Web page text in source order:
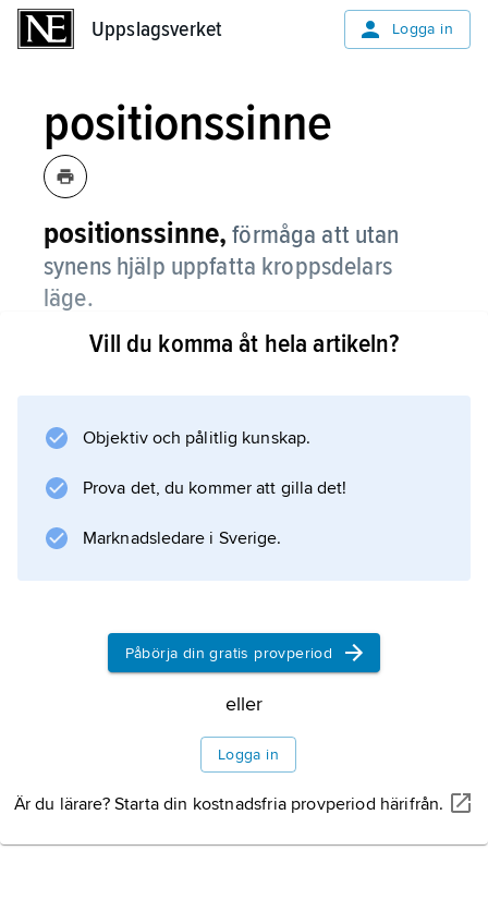
Uppslagsverket Logga in
positionssinne
positionssinne, förmåga att utan
synens hjälp uppfatta kroppsdelars
läge.
Vill du komma åt hela artikeln?
Objektiv och pålitlig kunskap.
Prova det, du kommer att gilla det!
Marknadsledare i Sverige.
Påbörja din gratis provperiod
eller
Logga in
Är du lärare? Starta din kostnadsfria provperiod härifrån.